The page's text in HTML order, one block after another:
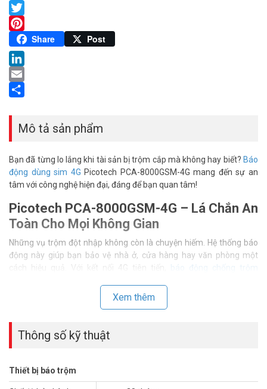
Facebook
Twitter
Pinterest
Share Post
LinkedIn
Email
Mô tả sản phẩm
Bạn đã từng lo lắng khi tài sản bị trộm cắp mà không hay biết? Báo
động dùng sim 4G Picotech PCA-8000GSM-4G mang đến sự an
tâm với công nghệ hiện đại, đáng để bạn quan tâm!
Picotech PCA-8000GSM-4G – Lá Chắn An
Toàn Cho Mọi Không Gian
Những vụ trộm đột nhập không còn là chuyện hiếm. Hệ thống báo
động này giúp bạn bảo vệ nhà ở, cửa hàng hay văn phòng một
cách hiệu quả. Với kết nối 4G tiên tiến, báo động chống trộm
phát hiện nguy cơ. Bạn sẽ nhận được cuộc gọi hoặc tin nhắn dù
Xem thêm
Thông số kỹ thuật
Thiết bị báo trộm